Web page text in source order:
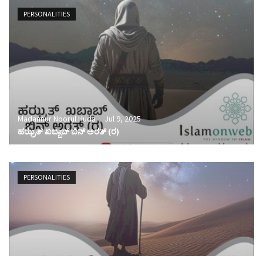
PERSONALITIES
Madannur Noorul Huda
Jul 9, 2025
ಹಝ್ರತ್ ಖಬ್ಬಾಬ್ ಬಿನ್ ಅರತ್ (ರ)
PERSONALITIES